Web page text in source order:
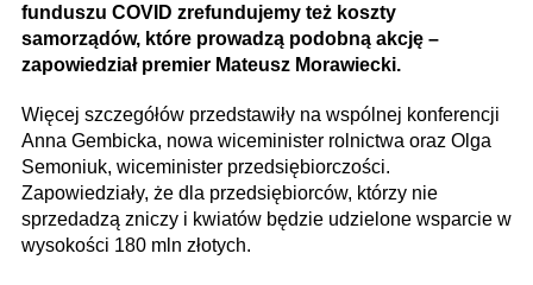
funduszu COVID zrefundujemy też koszty
samorządów, które prowadzą podobną akcję –
zapowiedział premier Mateusz Morawiecki.
Więcej szczegółów przedstawiły na wspólnej konferencji
Anna Gembicka, nowa wiceminister rolnictwa oraz Olga
Semoniuk, wiceminister przedsiębiorczości.
Zapowiedziały, że dla przedsiębiorców, którzy nie
sprzedadzą zniczy i kwiatów będzie udzielone wsparcie w
wysokości 180 mln złotych.